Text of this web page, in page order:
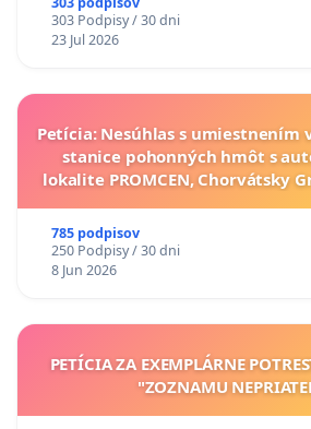
303 Podpisy / 30 dni
23 Jul 2026
Petícia: Nesúhlas s umiestnením
stanice pohonných hmôt s
lokalite PROMCEN, Chorvátsky
785 podpisov
250 Podpisy / 30 dni
8 Jun 2026
PETÍCIA ZA EXEMPLÁRNE
"ZOZNAMU